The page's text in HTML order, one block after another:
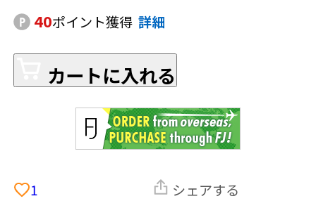
40ポイント獲得 詳細
カートに入れる
1
シェアする